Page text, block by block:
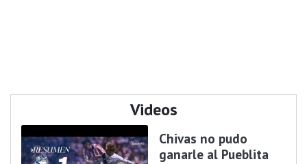
Videos
Chivas no pudo
ganarle al Pueblita